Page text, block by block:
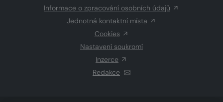
Informace o zpracování osobních údajů
Jednotná kontaktní místa
Cookies
Nastavení soukromí
Inzerce
Redakce